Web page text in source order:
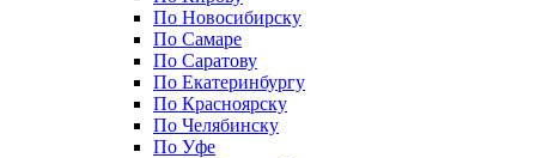
По Новосибирску
По Самаре
По Саратову
По Екатеринбургу
По Красноярску
По Челябинску
По Уфе